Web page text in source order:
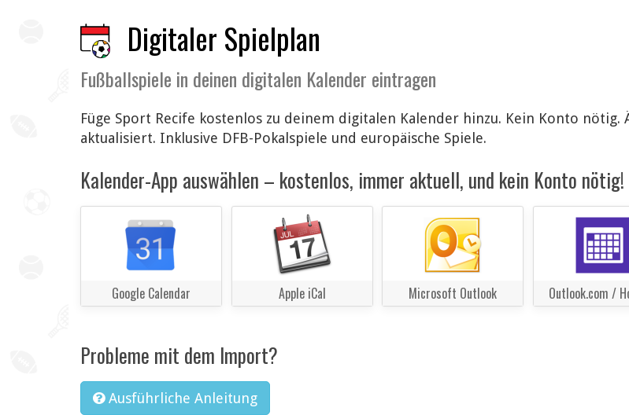
Digitaler Spielplan
Fußballspiele in deinen digitalen Kalender eintragen
Füge Sport Recife kostenlos zu deinem digitalen Kalender hinzu. Kein Konto
aktualisiert. Inklusive DFB-Pokalspiele und europäische Spiele.
Kalender-App auswählen – kostenlos, immer aktuell, und kein Konto nötig!
Google Calendar Apple iCal Microsoft Outlook Outlook.com /
Probleme mit dem Import?
Ausführliche Anleitung